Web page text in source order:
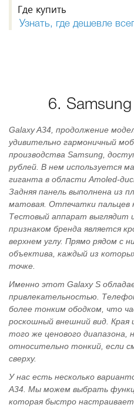
Где купить
Узнать, где дешевле
6.
Galaxy A34, продолжение
удивительно гармоничный
производства Samsung,
рублей. В нем используется
гиганта в области Amoled-
Задняя панель выполнена из
матовая. Отпечатки пальцев
Тестовый аппарат выглядит
признаком бренда является
верхнем углу. Прямо рядом с
объектива, каждый из
точке.
Именно этот Galaxy S
привлекательностью.
более тонким ободком, что
роскошный внешний вид. Края
того же ценового диапазона,
относительно тонкий, если
сверху.
У нас есть несколько
A34. Мы можем выбрать
которая быстро